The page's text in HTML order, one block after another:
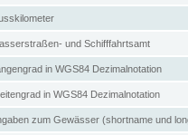
und Schifffahrtsamt
in WGS84 Dezimalnotation
in WGS84 Dezimalnotation
zum Gewässer (shortname und